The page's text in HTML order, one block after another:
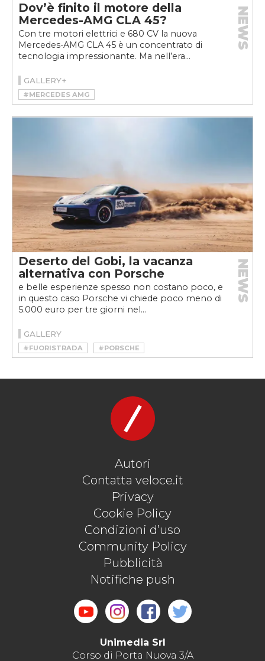
Dov’è finito il motore della
Mercedes-AMG CLA 45?
Con tre motori elettrici e 680 CV la nuova
Mercedes-AMG CLA 45 è un concentrato di
tecnologia impressionante. Ma nell’era...
NEWS
GALLERY+
#MERCEDES AMG
#MERCEDES-AMG CLA 45 4MATIC+
Deserto del Gobi, la vacanza
alternativa con Porsche
e belle esperienze spesso non costano poco, e
in questo caso Porsche vi chiede poco meno di
5.000 euro per tre giorni nel...
NEWS
GALLERY
#FUORISTRADA #PORSCHE
Autori
Contatta veloce.it
Privacy
Cookie Policy
Condizioni d’uso
Community Policy
Pubblicità
Notifiche push
Unimedia Srl
Corso di Porta Nuova 3/A